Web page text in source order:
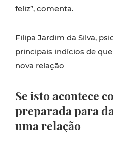
feliz”, comenta.
Filipa Jardim da Silva,
principais indícios de
nova relação
Se isto acontece
preparada para
uma relação